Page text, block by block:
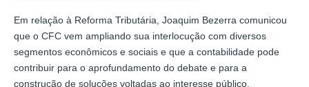
Em relação à Reforma Tributária, Joaquim Bezerra comunicou
que o CFC vem ampliando sua interlocução com diversos
segmentos econômicos e sociais e que a contabilidade pode
contribuir para o aprofundamento do debate e para a
construção de soluções voltadas ao interesse público.